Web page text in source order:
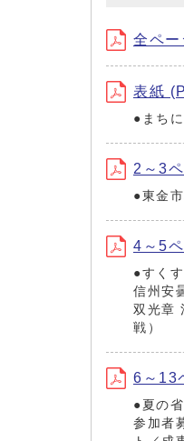
全ペ
表紙
●まち
2～3
●東金
4～5
●すく
信州安
双光章
戦）
6～13
●夏の
参加者